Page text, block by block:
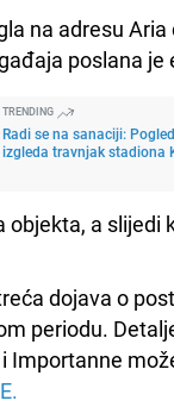
na adresu
poslana je
TRENDING
Radi se na sanaciji:
izgleda travnjak stadiona
objekta, a slijedi
dojava o
periodu.
Importanne